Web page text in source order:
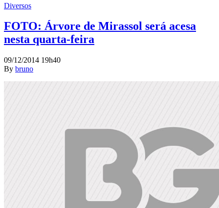
Diversos
FOTO: Árvore de Mirassol será acesa
nesta quarta-feira
09/12/2014 19h40
By bruno